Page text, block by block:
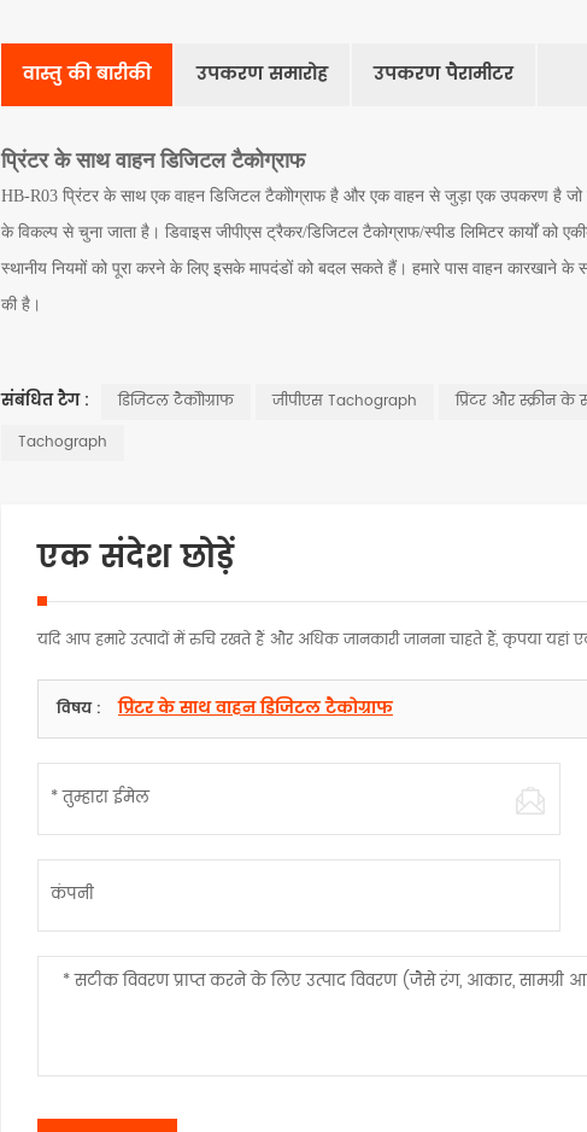
वास्तु की बारीकी उपकरण समारोह उपकरण पैरामीटर
प्रिंटर के साथ वाहन डिजिटल टैकोग्राफ
HB-R03 प्रिंटर के साथ एक वाहन डिजिटल टैकोोग्राफ है और एक वाहन से जुड़ा एक उपकरण है जो
के विकल्प से चुना जाता है। डिवाइस जीपीएस ट्रैकर/डिजिटल टैकोग्राफ/स्पीड लिमिटर कार्यों
स्थानीय नियमों को पूरा करने के लिए इसके मापदंडों को बदल सकते हैं। हमारे पास वाहन कारखाने
की है।
संबंधित टैग : डिजिटल टैकोोग्राफ जीपीएस Tachograph प्रिंटर और स्क्रीन के
Tachograph
एक संदेश छोड़ें
यदि आप हमारे उत्पादों में रुचि रखते हैं और अधिक जानकारी जानना चाहते हैं, कृपया
विषय : प्रिंटर के साथ वाहन डिजिटल टैकोग्राफ